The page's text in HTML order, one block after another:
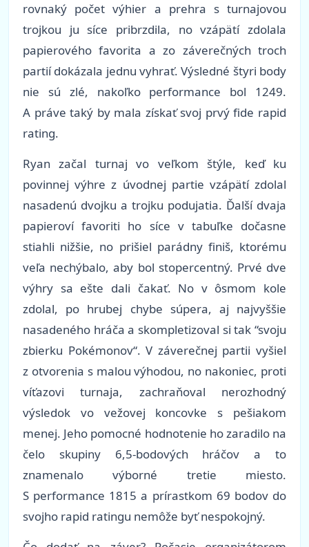
rovnaký počet výhier a prehra s turnajovou
trojkou ju síce pribrzdila, no vzápätí zdolala
papierového favorita a zo záverečných troch
partií dokázala jednu vyhrať. Výsledné štyri body
nie sú zlé, nakoľko performance bol 1249.
A práve taký by mala získať svoj prvý fide rapid
rating.
Ryan začal turnaj vo veľkom štýle, keď ku
povinnej výhre z úvodnej partie vzápätí zdolal
nasadenú dvojku a trojku podujatia. Ďalší dvaja
papieroví favoriti ho síce v tabuľke dočasne
stiahli nižšie, no prišiel parádny finiš, ktorému
veľa nechýbalo, aby bol stopercentný. Prvé dve
výhry sa ešte dali čakať. No v ôsmom kole
zdolal, po hrubej chybe súpera, aj najvyššie
nasadeného hráča a skompletizoval si tak “svoju
zbierku Pokémonov“. V záverečnej partii vyšiel
z otvorenia s malou výhodou, no nakoniec, proti
víťazovi turnaja, zachraňoval nerozhodný
výsledok vo vežovej koncovke s pešiakom
menej. Jeho pomocné hodnotenie ho zaradilo na
čelo skupiny 6,5-bodových hráčov a to
znamenalo výborné tretie miesto.
S performance 1815 a prírastkom 69 bodov do
svojho rapid ratingu nemôže byť nespokojný.